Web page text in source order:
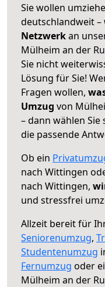
Sie wollen
deutschlandweit –
Netzwerkan
Mülheim an der
Sie nicht
Lösung für Sie!
Fragen wollen,
Umzug von
– dann wählen
die passende
Ob ein
nach Wittingen
nach Wittingen,
und stressfrei
Allzeit bereit für
Seniorenumzug,
Studentenumzug
Fernumzug oder
Mülheim an der